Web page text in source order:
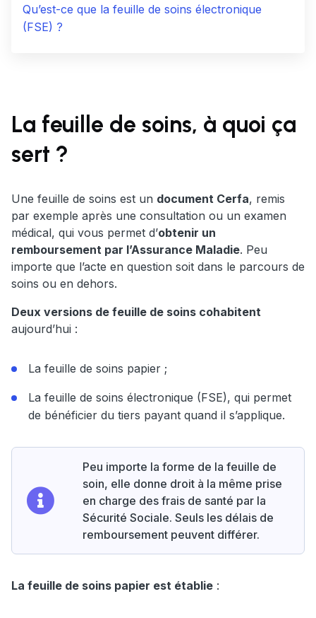
Qu’est-ce que la feuille de soins électronique
(FSE) ?
La feuille de soins, à quoi ça
sert ?
Une feuille de soins est un document Cerfa, remis
par exemple après une consultation ou un examen
médical, qui vous permet d’obtenir un
remboursement par l’Assurance Maladie. Peu
importe que l’acte en question soit dans le parcours de
soins ou en dehors.
Deux versions de feuille de soins cohabitent
aujourd’hui :
La feuille de soins papier ;
La feuille de soins électronique (FSE), qui permet
de bénéficier du tiers payant quand il s’applique.
Peu importe la forme de la feuille de
soin, elle donne droit à la même prise
en charge des frais de santé par la
Sécurité Sociale. Seuls les délais de
remboursement peuvent différer.
La feuille de soins papier est établie :